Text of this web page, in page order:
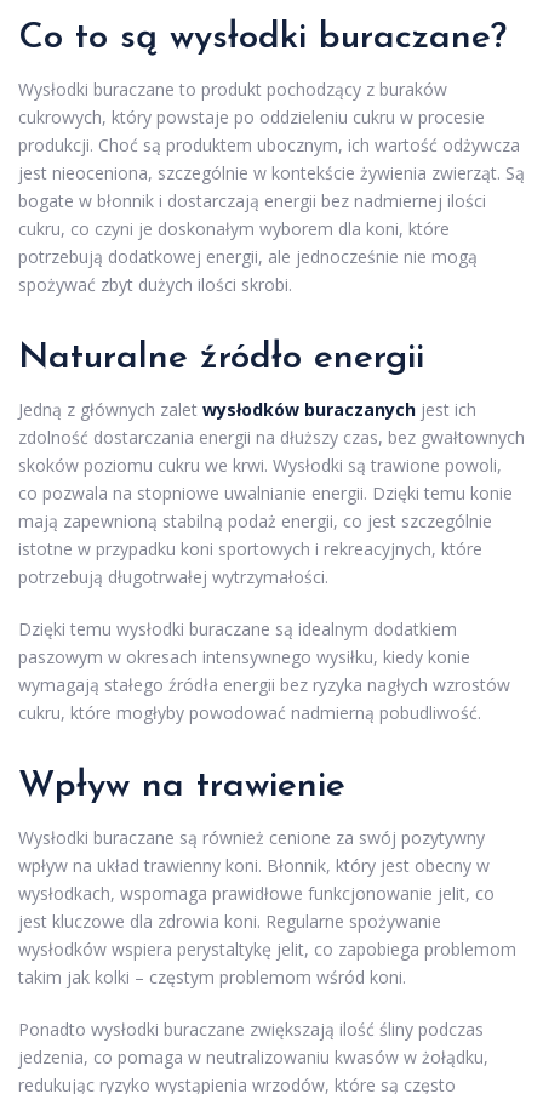
Co to są wysłodki buraczane?
Wysłodki buraczane to produkt pochodzący z buraków
cukrowych, który powstaje po oddzieleniu cukru w procesie
produkcji. Choć są produktem ubocznym, ich wartość odżywcza
jest nieoceniona, szczególnie w kontekście żywienia zwierząt. Są
bogate w błonnik i dostarczają energii bez nadmiernej ilości
cukru, co czyni je doskonałym wyborem dla koni, które
potrzebują dodatkowej energii, ale jednocześnie nie mogą
spożywać zbyt dużych ilości skrobi.
Naturalne źródło energii
Jedną z głównych zalet wysłodków buraczanych jest ich
zdolność dostarczania energii na dłuższy czas, bez gwałtownych
skoków poziomu cukru we krwi. Wysłodki są trawione powoli,
co pozwala na stopniowe uwalnianie energii. Dzięki temu konie
mają zapewnioną stabilną podaż energii, co jest szczególnie
istotne w przypadku koni sportowych i rekreacyjnych, które
potrzebują długotrwałej wytrzymałości.
Dzięki temu wysłodki buraczane są idealnym dodatkiem
paszowym w okresach intensywnego wysiłku, kiedy konie
wymagają stałego źródła energii bez ryzyka nagłych wzrostów
cukru, które mogłyby powodować nadmierną pobudliwość.
Wpływ na trawienie
Wysłodki buraczane są również cenione za swój pozytywny
wpływ na układ trawienny koni. Błonnik, który jest obecny w
wysłodkach, wspomaga prawidłowe funkcjonowanie jelit, co
jest kluczowe dla zdrowia koni. Regularne spożywanie
wysłodków wspiera perystaltykę jelit, co zapobiega problemom
takim jak kolki – częstym problemom wśród koni.
Ponadto wysłodki buraczane zwiększają ilość śliny podczas
jedzenia, co pomaga w neutralizowaniu kwasów w żołądku,
redukując ryzyko wystąpienia wrzodów, które są często